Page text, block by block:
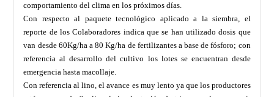
comportamiento del clima en los próximos días.
Con respecto al paquete tecnológico aplicado a la siembra, el
reporte de los Colaboradores indica que se han utilizado dosis que
van desde 60Kg/ha a 80 Kg/ha de fertilizantes a base de fósforo; con
referencia al desarrollo del cultivo los lotes se encuentran desde
emergencia hasta macollaje.
Con referencia al lino, el avance es muy lento ya que los productores